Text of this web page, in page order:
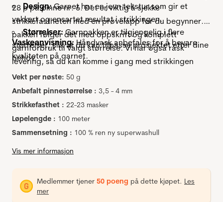
Design:Garnet har en jevn tekstur som gir et
vakkert og ensartet resultat i strikkingen.
Størrelser: Garnpakken er tilgjengelig i flere
størrelser, slik at du kan tilpasse prosjektet etter dine
behov.
28 p på pinne nr. 6. Det er viktig å sjekke
strikkefastheten med en prøvelapp før du begynner. I
pakken følger det med oppskrift og komplett
garnforbruk til valgt størrelse. Vi har også rask
levering, så du kan komme i gang med strikkingen
med en gang!
Vaskeanvisning: Håndvask anbefales for å bevare
kvaliteten på garnet.
Vekt per nøste: 50 g
Anbefalt pinnestørrelse : 3,5 - 4 mm
Strikkefasthet : 22-23 masker
Løpelengde : 100 meter
Sammensetning : 100 % ren ny superwashull
Vis mer informasjon
Medlemmer tjener 50 poeng på dette kjøpet. Les
mer